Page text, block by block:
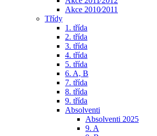
Akce 2010⁄2011
Třídy
1. třída
2. třída
3. třída
4. třída
5. třída
6. A, B
7. třída
8. třída
9. třída
Absolventi
Absolventi 2025
9. A